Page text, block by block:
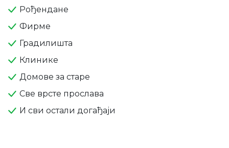
Рођендане
Фирме
Градилишта
Клинике
Домове за старе
Све врсте прослава
И сви остали догађаји